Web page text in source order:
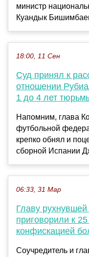
министр
Куандык
18:00, 11 Сен
Суд принял к
отношении
1 до 4 лет
Напомним, глава
футбольной
крепко обнял и
сборной Испании
06:33, 31 Мар
Главу
приговорили к
конфискацией
Соучредитель и